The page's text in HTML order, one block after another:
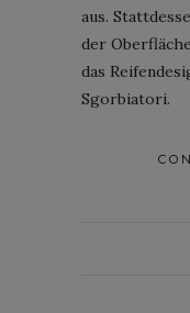
aus.
der
das
Sgorbiatori.